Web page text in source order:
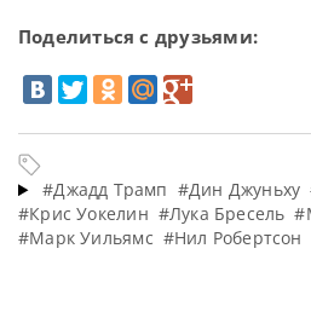
Поделиться с друзьями:
#Джадд Трамп #Дин Джуньху
#Крис Уокелин #Лука Бресель
#Марк Уильямс #Нил Робертсон